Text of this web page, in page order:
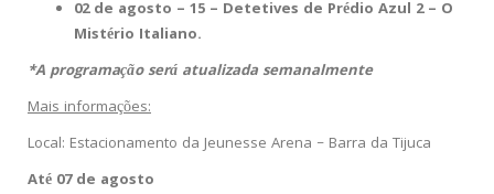
02 de agosto – 15 – Detetives de Prédio Azul 2 – O
Mistério Italiano.
*A programação será atualizada semanalmente
Mais informações:
Local: Estacionamento da Jeunesse Arena – Barra da Tijuca
Até 07 de agosto